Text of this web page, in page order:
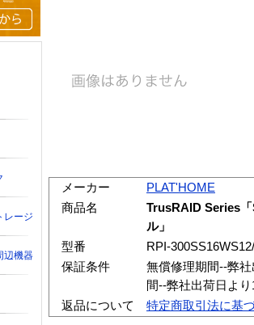
メーカー
PLAT'HOME
商品名
TrusRAID Series
ル」
型番
RPI-
保証条件
無償修理期間--弊
間--弊社出荷日よ
返品について
特定商取引法に基
レージ
辺機器